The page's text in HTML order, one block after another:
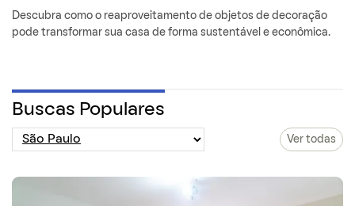
Descubra como o reaproveitamento de objetos de decoração
pode transformar sua casa de forma sustentável e econômica.
Buscas Populares
Ver todas